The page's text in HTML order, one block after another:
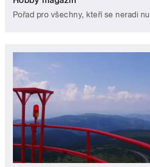
Pořad pro všechny, kteří se neradi